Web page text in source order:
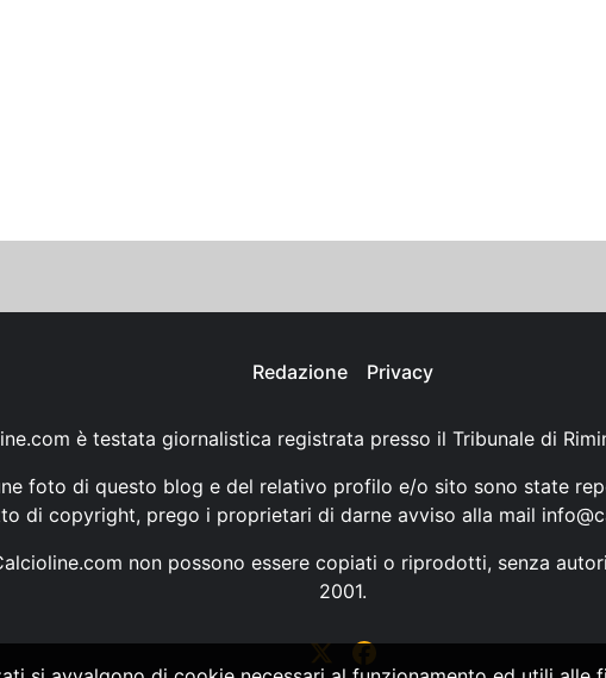
Redazione Privacy
è testata giornalistica registrata presso il Tribunale di
foto di questo blog e del relativo profilo e/o sito sono state
di copyright, prego i proprietari di darne avviso alla mail
non possono essere copiati o riprodotti, senza
2001.